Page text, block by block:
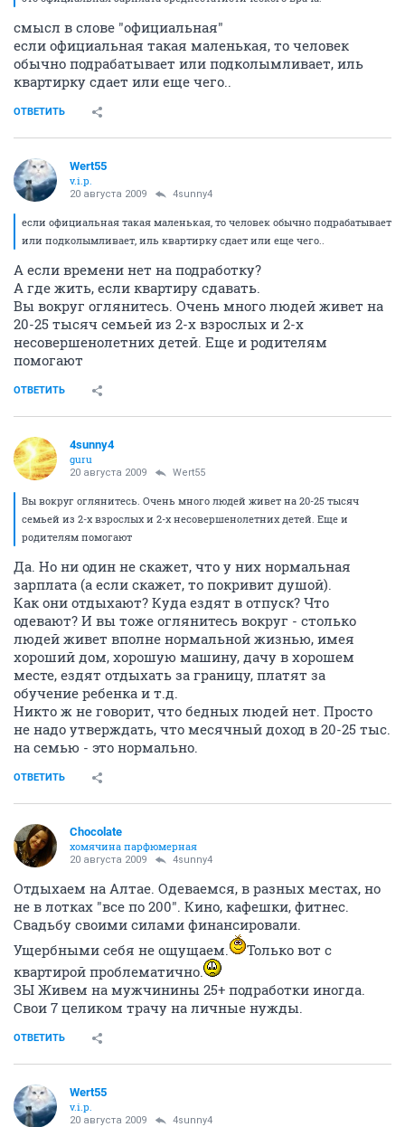
смысл в слове "официальная"
если официальная такая маленькая, то человек
обычно подрабатывает или подколымливает, иль
квартирку сдает или еще чего..
ОТВЕТИТЬ
Wert55
v.i.p.
20 августа 2009 4sunny4
если официальная такая маленькая, то человек обычно подрабатывает
или подколымливает, иль квартирку сдает или еще чего..
А если времени нет на подработку?
А где жить, если квартиру сдавать.
Вы вокруг оглянитесь. Очень много людей живет на
20-25 тысяч семьей из 2-х взрослых и 2-х
несовершенолетних детей. Еще и родителям
помогают
ОТВЕТИТЬ
4sunny4
guru
20 августа 2009 Wert55
Вы вокруг оглянитесь. Очень много людей живет на 20-25 тысяч
семьей из 2-х взрослых и 2-х несовершенолетних детей. Еще и
родителям помогают
Да. Но ни один не скажет, что у них нормальная
зарплата (а если скажет, то покривит душой).
Как они отдыхают? Куда ездят в отпуск? Что
одевают? И вы тоже оглянитесь вокруг - столько
людей живет вполне нормальной жизнью, имея
хороший дом, хорошую машину, дачу в хорошем
месте, ездят отдыхать за границу, платят за
обучение ребенка и т.д.
Никто ж не говорит, что бедных людей нет. Просто
не надо утверждать, что месячный доход в 20-25 тыс.
на семью - это нормально.
ОТВЕТИТЬ
Chocolate
хомячина парфюмерная
20 августа 2009 4sunny4
Отдыхаем на Алтае. Одеваемся, в разных местах, но
не в лотках "все по 200". Кино, кафешки, фитнес.
Свадьбу своими силами финансировали.
Ущербными себя не ощущаем.
Только вот с
квартирой проблематично.
ЗЫ Живем на мужчинины 25+ подработки иногда.
Свои 7 целиком трачу на личные нужды.
ОТВЕТИТЬ
Wert55
v.i.p.
20 августа 2009 4sunny4